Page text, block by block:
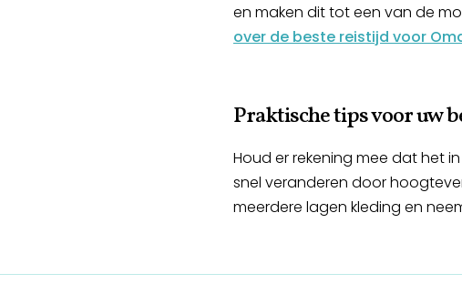
en maken dit tot een van de
over de beste reistijd voor
Praktische tips voor uw
Houd er rekening mee dat het
snel veranderen door
meerdere lagen kleding en